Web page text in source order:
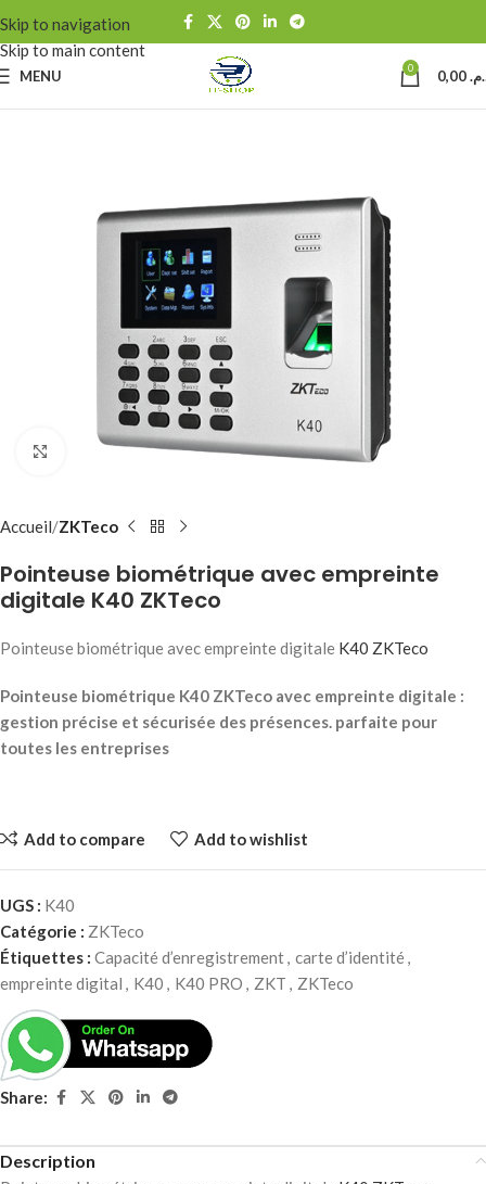
Skip to navigation
Skip to main content
MENU 0
Click to enlarge
Accueil ZKTeco
Pointeuse biométrique avec empreinte
digitale K40 ZKTeco
Pointeuse biométrique avec empreinte digitale K40 ZKTeco
Pointeuse biométrique K40 ZKTeco avec empreinte digitale :
gestion précise et sécurisée des présences. parfaite pour
toutes les entreprises
Add to compare Add to wishlist
UGS : K40
Catégorie : ZKTeco
Étiquettes : Capacité d’enregistrement, carte d’identité ,
empreinte digital , K40 , K40 PRO , ZKT , ZKTeco
Share:
Description